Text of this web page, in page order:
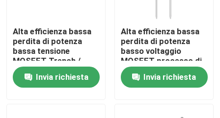
Casa.
Prodotti
Alta efficienza bassa
perdita di potenza
bassa tensione
MOSFET Trench /
processo SGT
Invia richiesta
Alta efficienza bassa
perdita di potenza
basso voltaggio
MOSFET processo di
trincea/SGT
Invia richiesta